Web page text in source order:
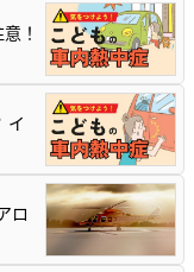
！
イ
ロ